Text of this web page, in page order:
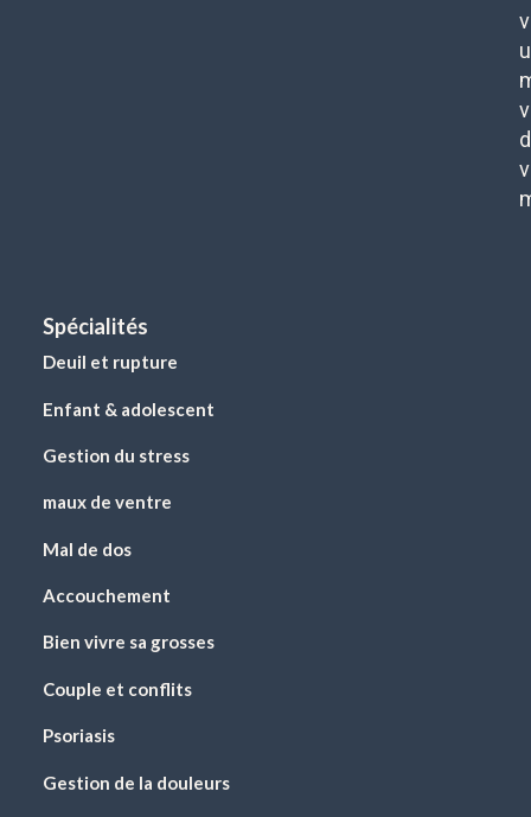
Spécialités
Deuil et rupture
Enfant & adolescent
Gestion du stress
maux de ventre
Mal de dos
Accouchement
Bien vivre sa grosses
Couple et conflits
Psoriasis
Gestion de la douleurs